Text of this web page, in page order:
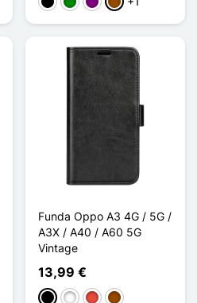
Funda Oppo A3 4G / 5G /
A3X / A40 / A60 5G
Vintage
13,99 €
NegroBlancoRojoMarrón